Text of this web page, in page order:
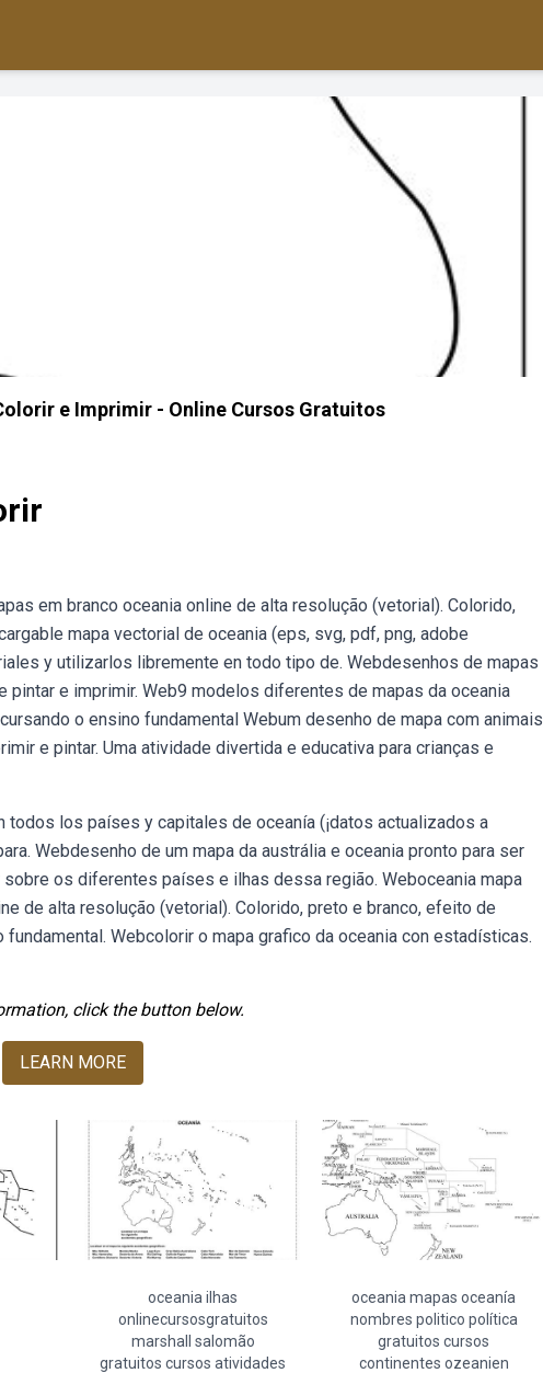
e Imprimir - Online Cursos Gratuitos
em branco oceania online de alta resolução (vetorial). Colorido,
mapa vectorial de oceania (eps, svg, pdf, png, adobe
y utilizarlos libremente en todo tipo de. Webdesenhos de mapas
e imprimir. Web9 modelos diferentes de mapas da oceania
o ensino fundamental Webum desenho de mapa com animais
e pintar. Uma atividade divertida e educativa para crianças e
todos los países y capitales de oceanía (¡datos actualizados a
Webdesenho de um mapa da austrália e oceania pronto para ser
os diferentes países e ilhas dessa região. Weboceania mapa
de alta resolução (vetorial). Colorido, preto e branco, efeito de
Webcolorir o mapa grafico da oceania con estadísticas.
click the button below.
LEARN MORE
oceania ilhas
onlinecursosgratuitos
marshall salomão
gratuitos cursos atividades
oceania mapas oceanía
nombres politico política
gratuitos cursos
continentes ozeanien